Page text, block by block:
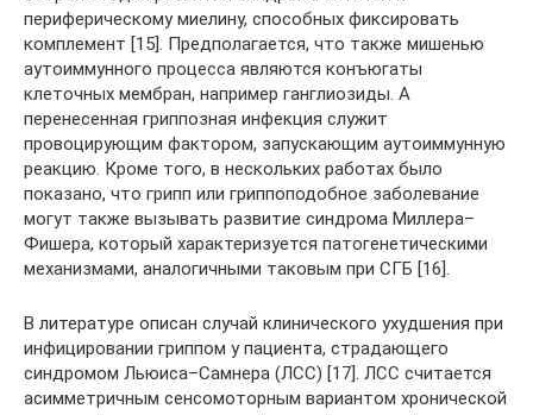
периферическому миелину, способных фиксировать
комплемент [15]. Предполагается, что также мишенью
аутоиммунного процесса являются конъюгаты
клеточных мембран, например ганглиозиды. А
перенесенная гриппозная инфекция служит
провоцирующим фактором, запускающим аутоиммунную
реакцию. Кроме того, в нескольких работах было
показано, что грипп или гриппоподобное заболевание
могут также вызывать развитие синдрома Миллера–
Фишера, который характеризуется патогенетическими
механизмами, аналогичными таковым при СГБ [16].
В литературе описан случай клинического ухудшения при
инфицировании гриппом у пациента, страдающего
синдромом Льюиса–Самнера (ЛСС) [17]. ЛСС считается
асимметричным сенсомоторным вариантом хронической